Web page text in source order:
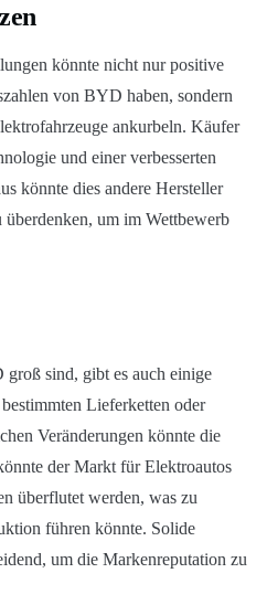
könnte nicht nur positive
von BYD haben, sondern
ankurbeln. Käufer
und einer verbesserten
könnte dies andere Hersteller
um im Wettbewerb
sind, gibt es auch einige
Lieferketten oder
Veränderungen könnte die
der Markt für Elektroautos
überflutet werden, was zu
führen könnte. Solide
um die Markenreputation zu